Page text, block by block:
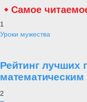
Самое
1
Уроки мужества
Рейтинг лучших
математическим
2